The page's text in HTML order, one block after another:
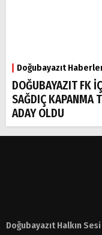
Doğubayazıt
DOĞUBAYAZIT FK
SAĞDIÇ KAPANMA
ADAY OLDU
Doğubayazıt Halkın